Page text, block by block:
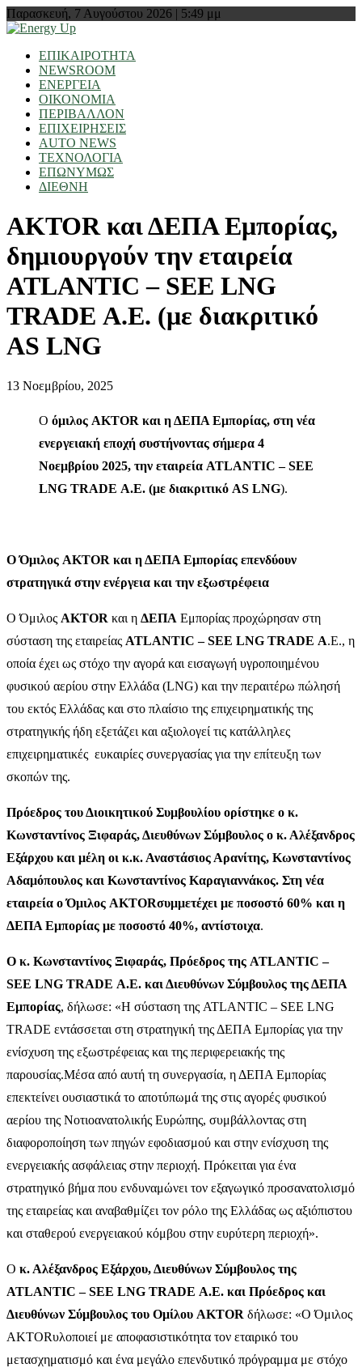
Παρασκευή, 7 Αυγούστου 2026 | 5:49 μμ
ΕΠΙΚΑΙΡΟΤΗΤΑ
NEWSROOM
ΕΝΕΡΓΕΙΑ
ΟΙΚΟΝΟΜΙΑ
ΠΕΡΙΒΑΛΛΟΝ
ΕΠΙΧΕΙΡΗΣΕΙΣ
AUTO NEWS
ΤΕΧΝΟΛΟΓΙΑ
ΕΠΩΝΥΜΩΣ
ΔΙΕΘΝΗ
AKTOR και ΔΕΠΑ Εμπορίας,
δημιουργούν την εταιρεία
ATLANTIC – SEE LNG
TRADE Α.Ε. (με διακριτικό
AS LNG
13 Νοεμβρίου, 2025
Ο όμιλος AKTOR και η ΔΕΠΑ Εμπορίας, στη νέα
ενεργειακή εποχή συστήνοντας σήμερα 4
Νοεμβρίου 2025, την εταιρεία ATLANTIC – SEE
LNG TRADE Α.Ε. (με διακριτικό AS LNG).
Ο Όμιλος AKTOR και η ΔΕΠΑ Εμπορίας επενδύουν
στρατηγικά στην ενέργεια και την εξωστρέφεια
Ο Όμιλος AKTOR και η ΔΕΠΑ Εμπορίας προχώρησαν στη
σύσταση της εταιρείας ATLANTIC – SEE LNG TRADE Α.Ε., η
οποία έχει ως στόχο την αγορά και εισαγωγή υγροποιημένου
φυσικού αερίου στην Ελλάδα (LNG) και την περαιτέρω πώλησή
του εκτός Ελλάδας και στο πλαίσιο της επιχειρηματικής της
στρατηγικής ήδη εξετάζει και αξιολογεί τις κατάλληλες
επιχειρηματικές ευκαιρίες συνεργασίας για την επίτευξη των
σκοπών της.
Πρόεδρος του Διοικητικού Συμβουλίου ορίστηκε ο κ.
Κωνσταντίνος Ξιφαράς, Διευθύνων Σύμβουλος ο κ. Αλέξανδρος
Εξάρχου και μέλη οι κ.κ. Αναστάσιος Αρανίτης, Κωνσταντίνος
Αδαμόπουλος και Κωνσταντίνος Καραγιαννάκος. Στη νέα
εταιρεία ο Όμιλος AKTORσυμμετέχει με ποσοστό 60% και η
ΔΕΠΑ Εμπορίας με ποσοστό 40%, αντίστοιχα.
Ο κ. Κωνσταντίνος Ξιφαράς, Πρόεδρος της ATLANTIC –
SEE LNG TRADE Α.Ε. και Διευθύνων Σύμβουλος της ΔΕΠΑ
Εμπορίας, δήλωσε: «Η σύσταση της ATLANTIC – SEE LNG
TRADE εντάσσεται στη στρατηγική της ΔΕΠΑ Εμπορίας για την
ενίσχυση της εξωστρέφειας και της περιφερειακής της
παρουσίας.Μέσα από αυτή τη συνεργασία, η ΔΕΠΑ Εμπορίας
επεκτείνει ουσιαστικά το αποτύπωμά της στις αγορές φυσικού
αερίου της Νοτιοανατολικής Ευρώπης, συμβάλλοντας στη
διαφοροποίηση των πηγών εφοδιασμού και στην ενίσχυση της
ενεργειακής ασφάλειας στην περιοχή. Πρόκειται για ένα
στρατηγικό βήμα που ενδυναμώνει τον εξαγωγικό προσανατολισμό
της εταιρείας και αναβαθμίζει τον ρόλο της Ελλάδας ως αξιόπιστου
και σταθερού ενεργειακού κόμβου στην ευρύτερη περιοχή».
Ο κ. Αλέξανδρος Εξάρχου, Διευθύνων Σύμβουλος της
ATLANTIC – SEE LNG TRADE Α.Ε. και Πρόεδρος και
Διευθύνων Σύμβουλος του Ομίλου AKTOR δήλωσε: «Ο Όμιλος
AKTORυλοποιεί με αποφασιστικότητα τον εταιρικό του
μετασχηματισμό και ένα μεγάλο επενδυτικό πρόγραμμα με στόχο